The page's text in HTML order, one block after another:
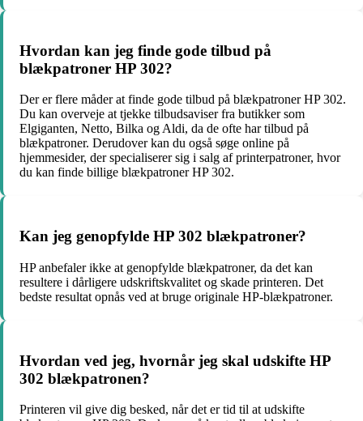
Hvordan kan jeg finde gode tilbud på
blækpatroner HP 302?
Der er flere måder at finde gode tilbud på blækpatroner HP 302.
Du kan overveje at tjekke tilbudsaviser fra butikker som
Elgiganten, Netto, Bilka og Aldi, da de ofte har tilbud på
blækpatroner. Derudover kan du også søge online på
hjemmesider, der specialiserer sig i salg af printerpatroner, hvor
du kan finde billige blækpatroner HP 302.
Kan jeg genopfylde HP 302 blækpatroner?
HP anbefaler ikke at genopfylde blækpatroner, da det kan
resultere i dårligere udskriftskvalitet og skade printeren. Det
bedste resultat opnås ved at bruge originale HP-blækpatroner.
Hvordan ved jeg, hvornår jeg skal udskifte HP
302 blækpatronen?
Printeren vil give dig besked, når det er tid til at udskifte